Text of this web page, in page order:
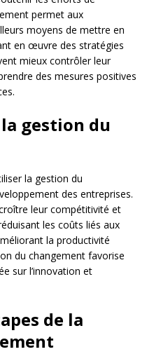
permet aux
moyens de mettre en
en œuvre des stratégies
mieux contrôler leur
des mesures positives
gestion du
la gestion du
des entreprises.
leur compétitivité et
les coûts liés aux
la productivité
du changement favorise
sur l’innovation et
de la